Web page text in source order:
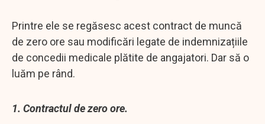
Printre ele se regăsesc acest contract de muncă
de zero ore sau modificări legate de indemnizațiile
de concedii medicale plătite de angajatori. Dar să o
luăm pe rând.
1. Contractul de zero ore.